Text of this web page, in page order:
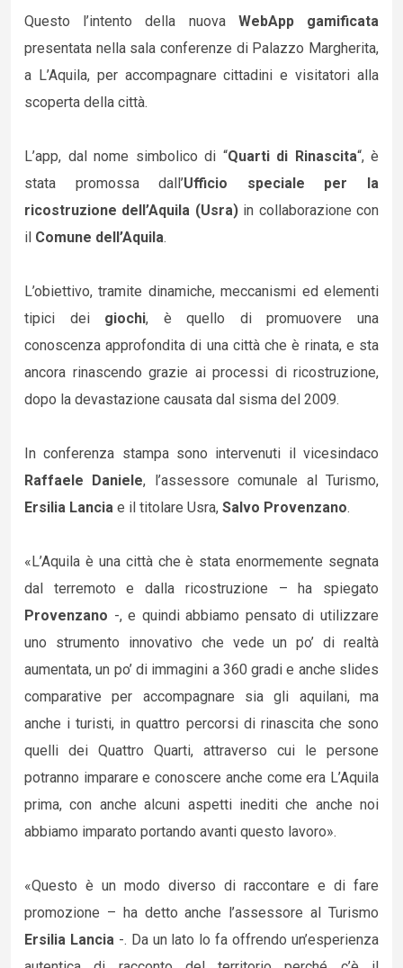
Questo l’intento della nuova WebApp gamificata
presentata nella sala conferenze di Palazzo Margherita,
a L’Aquila, per accompagnare cittadini e visitatori alla
scoperta della città.
L’app, dal nome simbolico di “Quarti di Rinascita“, è
stata promossa dall’Ufficio speciale per la
ricostruzione dell’Aquila (Usra) in collaborazione con
il Comune dell’Aquila.
L’obiettivo, tramite dinamiche, meccanismi ed elementi
tipici dei giochi, è quello di promuovere una
conoscenza approfondita di una città che è rinata, e sta
ancora rinascendo grazie ai processi di ricostruzione,
dopo la devastazione causata dal sisma del 2009.
In conferenza stampa sono intervenuti il vicesindaco
Raffaele Daniele, l’assessore comunale al Turismo,
Ersilia Lancia e il titolare Usra, Salvo Provenzano.
«L’Aquila è una città che è stata enormemente segnata
dal terremoto e dalla ricostruzione – ha spiegato
Provenzano -, e quindi abbiamo pensato di utilizzare
uno strumento innovativo che vede un po’ di realtà
aumentata, un po’ di immagini a 360 gradi e anche slides
comparative per accompagnare sia gli aquilani, ma
anche i turisti, in quattro percorsi di rinascita che sono
quelli dei Quattro Quarti, attraverso cui le persone
potranno imparare e conoscere anche come era L’Aquila
prima, con anche alcuni aspetti inediti che anche noi
abbiamo imparato portando avanti questo lavoro».
«Questo è un modo diverso di raccontare e di fare
promozione – ha detto anche l’assessore al Turismo
Ersilia Lancia-. Da un lato lo fa offrendo un’esperienza